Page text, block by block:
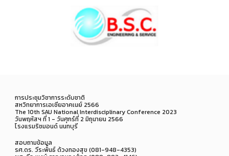
การประชุมวิชาการระดับชาติ
สหวิทยาการเอเชียอาคเนย์ 2566
The 10th SAU National Interdisciplinary Conference 2023
วันพฤหัสฯ ที่ 1 - วันศุกร์ที่ 2 มิถุนายน 2566
โรงแรมริชมอนด์ นนทบุรี
สอบถามข้อมูล
รศ.ดร. วีระพันธ์ ด้วงทองสุข (081-948-4353)